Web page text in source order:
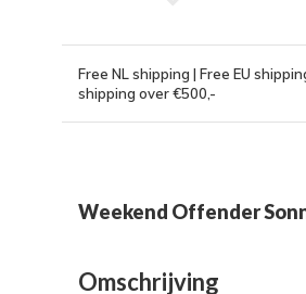
Free NL shipping | Free EU
shipping over €500,-
Weekend Offender
Omschrijving